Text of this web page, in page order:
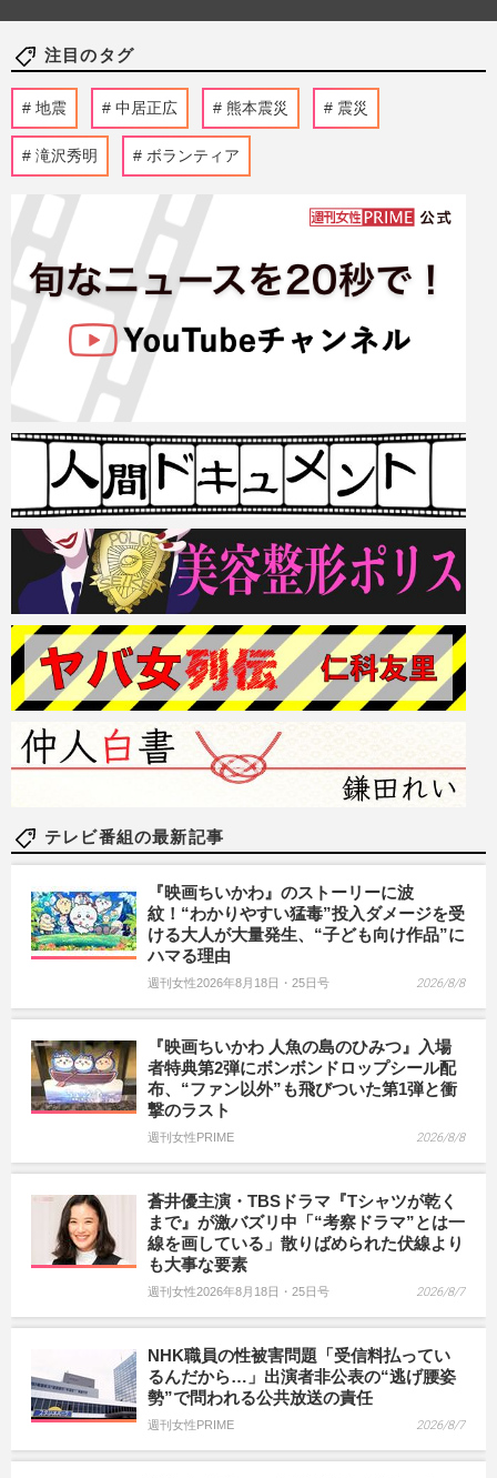
注目のタグ
地震 中居正広 熊本震災 震災
滝沢秀明 ボランティア
テレビ番組の最新記事
『映画ちいかわ』のストーリーに波
紋！“わかりやすい猛毒”投入ダメージを受
ける大人が大量発生、“子ども向け作品”に
ハマる理由
週刊女性2026年8月18日・25日号 2026/8/8
『映画ちいかわ 人魚の島のひみつ』入場
者特典第2弾にボンボンドロップシール配
布、“ファン以外”も飛びついた第1弾と衝
撃のラスト
週刊女性PRIME 2026/8/8
蒼井優主演・TBSドラマ『Tシャツが乾く
まで』が激バズリ中「“考察ドラマ”とは一
線を画している」散りばめられた伏線より
も大事な要素
週刊女性2026年8月18日・25日号 2026/8/7
NHK職員の性被害問題「受信料払ってい
るんだから…」出演者非公表の“逃げ腰姿
勢”で問われる公共放送の責任
週刊女性PRIME 2026/8/7